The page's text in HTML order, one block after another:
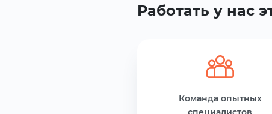
Работать у нас
Команда опытных